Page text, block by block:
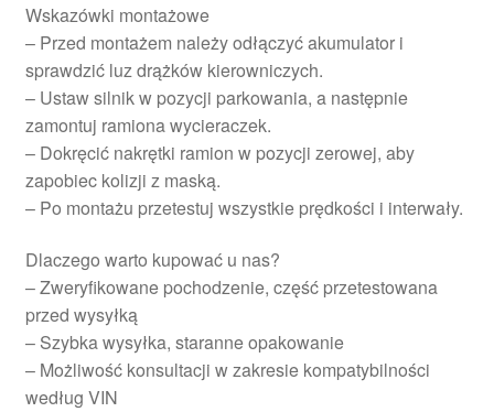
Wskazówki montażowe
– Przed montażem należy odłączyć akumulator i
sprawdzić luz drążków kierowniczych.
– Ustaw silnik w pozycji parkowania, a następnie
zamontuj ramiona wycieraczek.
– Dokręcić nakrętki ramion w pozycji zerowej, aby
zapobiec kolizji z maską.
– Po montażu przetestuj wszystkie prędkości i interwały.
Dlaczego warto kupować u nas?
– Zweryfikowane pochodzenie, część przetestowana
przed wysyłką
– Szybka wysyłka, staranne opakowanie
– Możliwość konsultacji w zakresie kompatybilności
według VIN